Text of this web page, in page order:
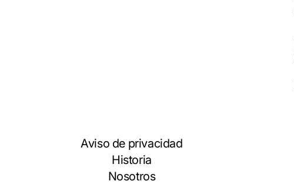
Aviso de privacidad
Historia
Nosotros